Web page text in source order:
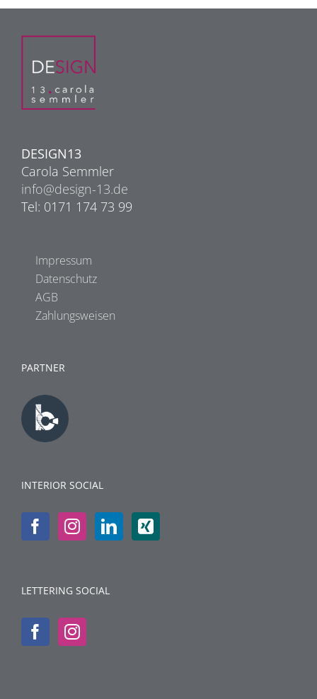
DESIGN13
Carola Semmler
info@design-13.de
Tel: 0171 174 73 99
Impressum
Datenschutz
AGB
Zahlungsweisen
PARTNER
INTERIOR SOCIAL
LETTERING SOCIAL